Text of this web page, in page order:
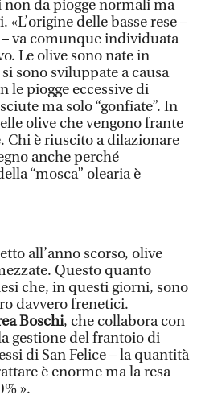
da piogge normali ma
delle basse rese –
va comunque individuata
Le olive sono nate in
sono sviluppate a causa
le piogge eccessive di
ma solo “gonfiate”. In
olive che vengono frante
Chi è riuscito a dilazionare
anche perché
“mosca” olearia è
all’anno scorso, olive
Questo quanto
che, in questi giorni, sono
davvero frenetici.
Boschi, che collabora con
gestione del frantoio di
di San Felice – la quantità
è enorme ma la resa
».